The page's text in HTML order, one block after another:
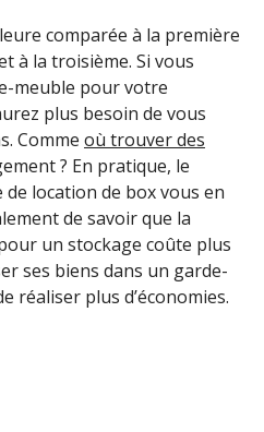
comparée à la première
à la troisième. Si vous
meuble pour votre
plus besoin de vous
Comme où trouver des
? En pratique, le
location de box vous en
de savoir que la
un stockage coûte plus
ses biens dans un garde-
réaliser plus d’économies.